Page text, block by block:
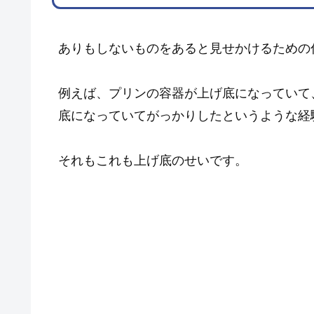
ありもしないものをあると見せかけるための
例えば、プリンの容器が上げ底になってい
底になっていてがっかりしたというような
それもこれも上げ底のせいです。